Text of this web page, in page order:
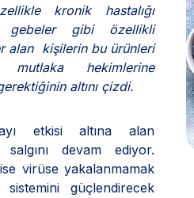
kronik hastalığı
gebeler gibi özellikli
alan kişilerin bu ürünleri
mutlaka hekimlerine
altını çizdi.
etkisi altına alan
salgını devam ediyor.
virüse yakalanmamak
sistemini güçlendirecek